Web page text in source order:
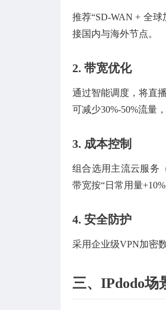
推荐“SD-WAN + 全
接国内与海外节点。
2. 带宽优化
通过智能调度，将直
可减少30%-50%流量
3. 成本控制
组合选用主流云服务
带宽按“日常用量
4. 安全防护
采用企业级VPN加密
三、IPdodo场